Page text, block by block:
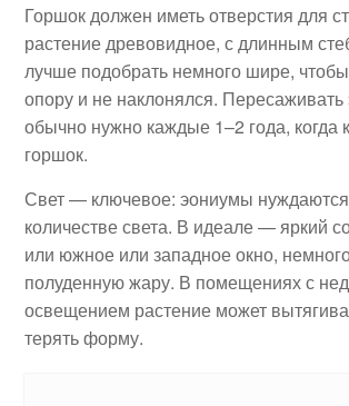
Горшок должен иметь отверстия для
растение древовидное, с длинным
лучше подобрать немного шире,
опору и не наклонялся.
обычно нужно каждые 1–2 года, когда
горшок.
Свет — ключевое: эониумы
количестве света. В идеале — яркий
или южное или западное окно,
полуденную жару. В помещениях с
освещением растение может
терять форму.